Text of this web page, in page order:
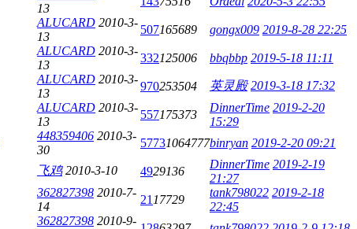
13
ALUCARD 2010-3-
13
507165689 gongx009 2019-8-28 22:25
ALUCARD 2010-3-
13
332125006 bbqbbp 2019-5-18 11:11
ALUCARD 2010-3-
13
970253504 英灵殿 2019-3-18 17:32
ALUCARD 2010-3-
13
557175373
DinnerTime 2019-2-20
15:29
448359406 2010-3-
30
57731064777binryan 2019-2-20 09:21
飞鸡 2010-3-10 4929136
DinnerTime 2019-2-19
21:27
362827398 2010-7-
14
21 17729
tank798022 2019-2-18
22:45
362827398 2010-9-